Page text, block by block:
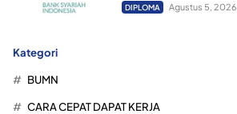
DIPLOMA Agustus 5, 2026
Kategori
BUMN
CARA CEPAT DAPAT KERJA